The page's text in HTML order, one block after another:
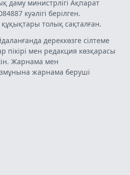
даму министрлігі Ақпарат
куәлігі берілген.
толық сақталған.
дереккөзге сілтеме
пікірі мен редакция көзқарасы
Жарнама мен
жарнама беруші